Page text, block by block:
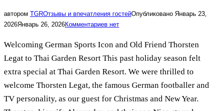
автором TGRОтзывы и впечатления гостейОпубликовано Январь 23,
2026Январь 26, 2026Комментариев нет
Welcoming German Sports Icon and Old Friend Thorsten
Legat to Thai Garden Resort This past holiday season felt
extra special at Thai Garden Resort. We were thrilled to
welcome Thorsten Legat, the famous German footballer and
TV personality, as our guest for Christmas and New Year.